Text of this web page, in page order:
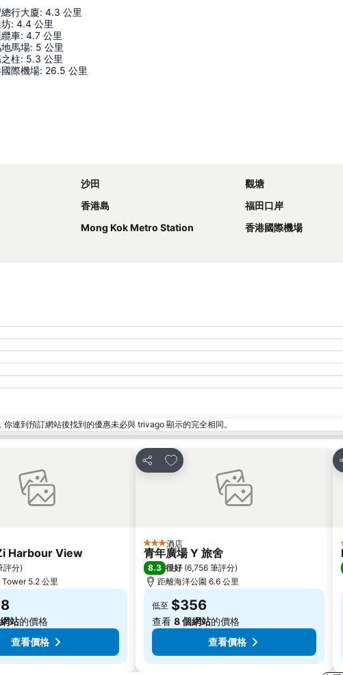
行大廈: 4.3 公里
: 4.4 公里
車: 4.7 公里
馬場: 5 公里
柱: 5.3 公里
際機場: 26.5 公里
沙田
觀塘
香港島
福田口岸
Mong Kok Metro Station
香港國際機場
連到預訂網站後找到的優惠未必與 trivago 顯示的完全相同。
夾
Harbour View
評分)
5.2 公里
站的價格
查看價格
分享
放到收藏夾
3 星級酒店
青年廣場 Y 旅舍
8.3 很好 (6,756 筆評分)
距離海洋公園 6.6 公里
低至 $356
查看 8 個網站的價格
查看價格